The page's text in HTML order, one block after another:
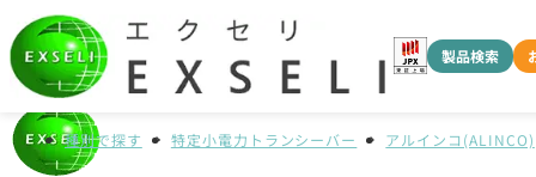
製品検索
種別で探す 特定小電力トランシーバー アルインコ(ALINCO)